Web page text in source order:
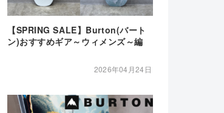
【SPRING SALE】Burton(バート
ン)おすすめギア～ウィメンズ～編
2026年04月24日